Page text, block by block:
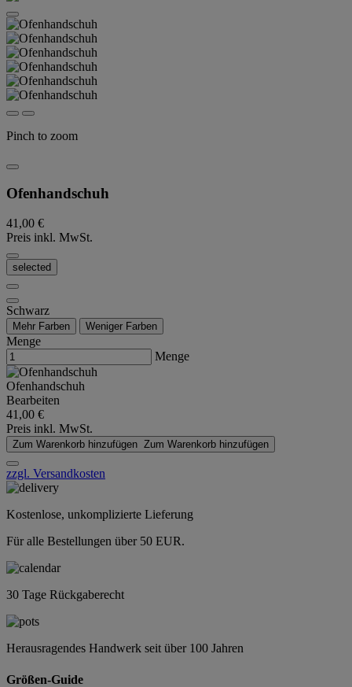
Pinch to zoom
Ofenhandschuh
41,00 €
Preis inkl. MwSt.
selected
Schwarz
Mehr Farben Weniger Farben
Menge
Menge
Ofenhandschuh
Bearbeiten
41,00 €
Preis inkl. MwSt.
Zum Warenkorb hinzufügen Zum Warenkorb hinzufügen
zzgl. Versandkosten
Kostenlose, unkomplizierte Lieferung
Für alle Bestellungen über 50 EUR.
30 Tage Rückgaberecht
Herausragendes Handwerk seit über 100 Jahren
Größen-Guide